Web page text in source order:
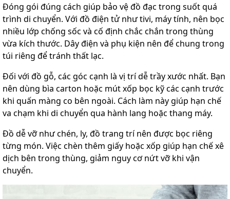
Đóng gói đúng cách giúp bảo vệ đồ đạc trong suốt quá
trình di chuyển. Với đồ điện tử như tivi, máy tính, nên bọc
nhiều lớp chống sốc và cố định chắc chắn trong thùng
vừa kích thước. Dây điện và phụ kiện nên để chung trong
túi riêng để tránh thất lạc.
Đối với đồ gỗ, các góc cạnh là vị trí dễ trầy xước nhất. Bạn
nên dùng bìa carton hoặc mút xốp bọc kỹ các cạnh trước
khi quấn màng co bên ngoài. Cách làm này giúp hạn chế
va chạm khi di chuyển qua hành lang hoặc thang máy.
Đồ dễ vỡ như chén, ly, đồ trang trí nên được bọc riêng
từng món. Việc chèn thêm giấy hoặc xốp giúp hạn chế xê
dịch bên trong thùng, giảm nguy cơ nứt vỡ khi vận
chuyển.